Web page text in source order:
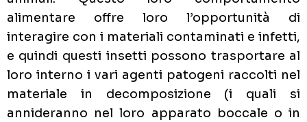
alimentare offre loro l’opportunità di
interagire con i materiali contaminati e infetti,
e quindi questi insetti possono trasportare al
loro interno i vari agenti patogeni raccolti nel
materiale in decomposizione (i quali si
annideranno nel loro apparato boccale o in